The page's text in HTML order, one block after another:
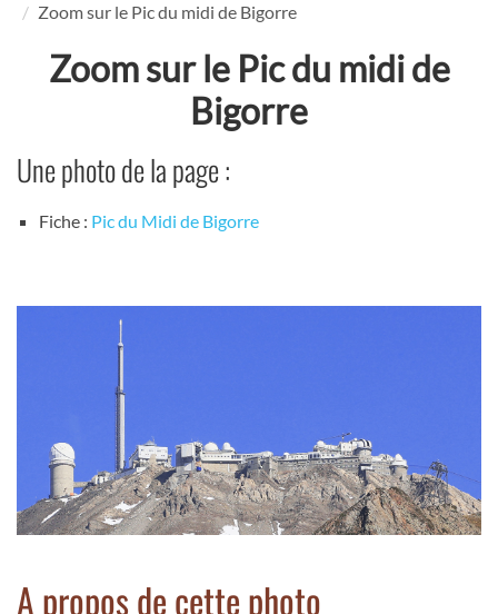
Zoom sur le Pic du midi de Bigorre
Zoom sur le Pic du midi de
Bigorre
Une photo de la page :
Fiche : Pic du Midi de Bigorre
A propos de cette photo